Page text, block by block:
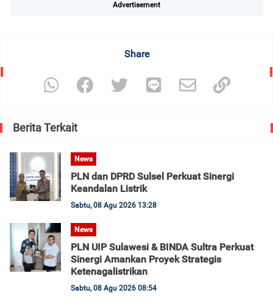
Advertisement
Share
Berita Terkait
News
PLN dan DPRD Sulsel Perkuat Sinergi
Keandalan Listrik
Sabtu, 08 Agu 2026 13:28
News
PLN UIP Sulawesi & BINDA Sultra Perkuat
Sinergi Amankan Proyek Strategis
Ketenagalistrikan
Sabtu, 08 Agu 2026 08:54